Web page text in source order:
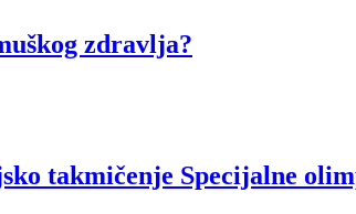
zdravlja?
takmičenje Specijalne